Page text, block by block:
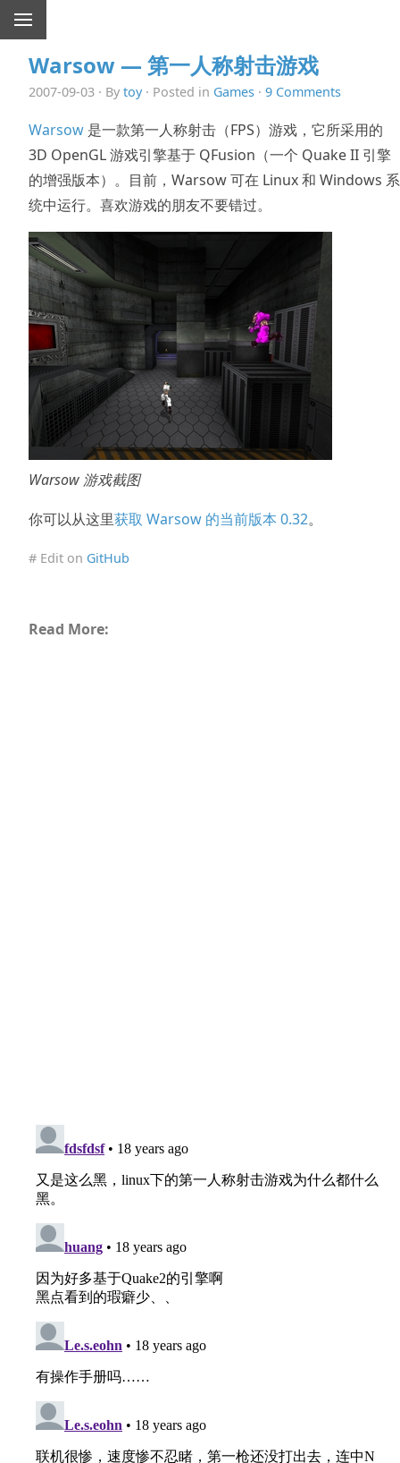
Warsow — 第一人称射击游戏
2007-09-03 · By toy· Posted in Games · 9 Comments
Warsow 是一款第一人称射击（FPS）游戏，它所采用的
3D OpenGL 游戏引擎基于 QFusion（一个 Quake II 引擎
的增强版本）。目前，Warsow 可在 Linux 和 Windows 系
统中运行。喜欢游戏的朋友不要错过。
Warsow 游戏截图
你可以从这里获取 Warsow 的当前版本 0.32。
# Edit on GitHub
Read More: